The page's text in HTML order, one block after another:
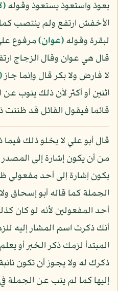
يعوذ واستعوذ يستعوذ وقوله
الأخفش ارتفع ولم ينتصب
لبقرة وقوله﴿عوان﴾مرفوع
قال هي عوان وقال الزجاج
لا فارض ولا بكر قال وإنما جاز
اثنين أو أكثر لأن ذلك ينوب
قائما فيقول القائل قد
قال أبو علي لا يخلو ذلك
من أن يكون إشارة إلى
يكون إشارة إلى أحد مفعولي
الجملة كما قاله أبو إسحاق
أحد المفعولين لأنه لو كان
أنك ذكرت اسم المشار إليه
المبتدأ لزمك ذكر الخبر أو
ذكرك له ولا يجوز أن تكون
إليها كما لم ينب عن الجملة